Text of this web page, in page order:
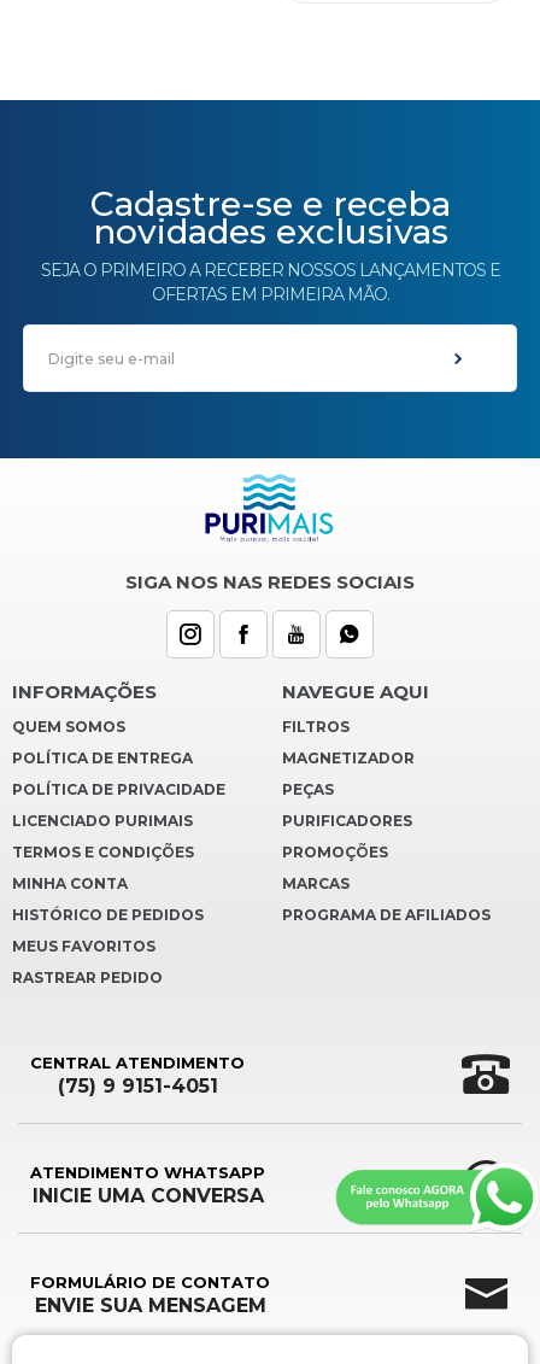
Cadastre-se e receba
novidades exclusivas
SEJA O PRIMEIRO A RECEBER NOSSOS LANÇAMENTOS E
OFERTAS EM PRIMEIRA MÃO.
SIGA NOS NAS REDES SOCIAIS
INFORMAÇÕES
QUEM SOMOS
POLÍTICA DE ENTREGA
POLÍTICA DE PRIVACIDADE
LICENCIADO PURIMAIS
TERMOS E CONDIÇÕES
MINHA CONTA
HISTÓRICO DE PEDIDOS
MEUS FAVORITOS
RASTREAR PEDIDO
NAVEGUE AQUI
FILTROS
MAGNETIZADOR
PEÇAS
PURIFICADORES
PROMOÇÕES
MARCAS
PROGRAMA DE AFILIADOS
CENTRAL ATENDIMENTO
(75) 9 9151-4051
ATENDIMENTO WHATSAPP
INICIE UMA CONVERSA
FORMULÁRIO DE CONTATO
ENVIE SUA MENSAGEM